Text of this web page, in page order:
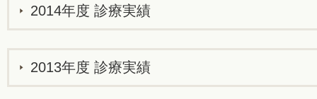
2014年度 診療実績
2013年度 診療実績